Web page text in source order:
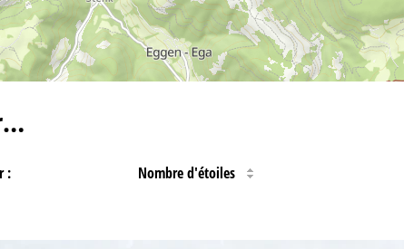
: Nombre d'étoiles